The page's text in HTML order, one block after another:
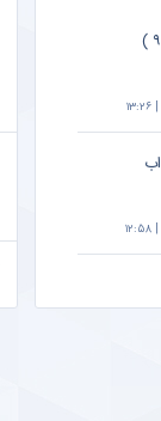
مسابقه جذاب و پر طرفدار پارس فوتبال ( شماره ۹۹ )